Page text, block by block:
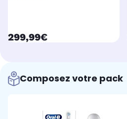
currentPrice
299,99€
Composez votre pack